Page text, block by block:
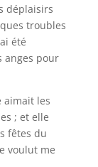
déplaisirs
troubles
été
anges pour
aimait les
; et elle
fêtes du
voulut me